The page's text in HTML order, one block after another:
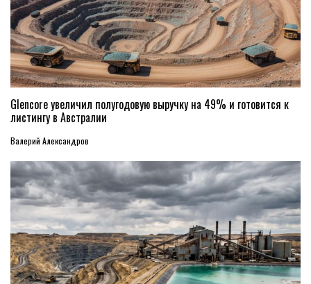
Glencore увеличил полугодовую выручку на 49% и готовится к
листингу в Австралии
Валерий Александров